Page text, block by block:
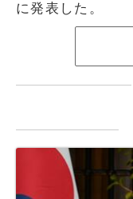
に発表した。